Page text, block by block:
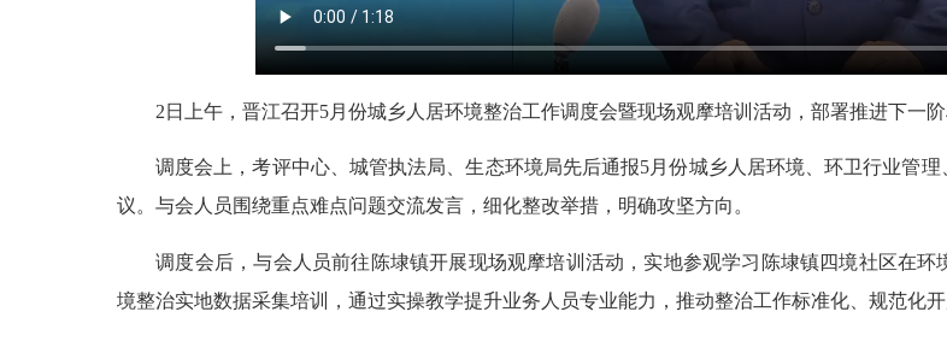
2日上午，晋江召开5月份城乡人居环境整治工作调度会暨现场观摩培训活动，部署推进下一阶
调度会上，考评中心、城管执法局、生态环境局先后通报5月份城乡人居环境、环卫行业管理
议。与会人员围绕重点难点问题交流发言，细化整改举措，明确攻坚方向。
调度会后，与会人员前往陈埭镇开展现场观摩培训活动，实地参观学习陈埭镇四境社区在环
境整治实地数据采集培训，通过实操教学提升业务人员专业能力，推动整治工作标准化、规范化开